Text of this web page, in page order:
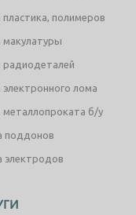
полимеров
макулатуры
радиодеталей
лома
металлопроката б/у
поддонов
электродов